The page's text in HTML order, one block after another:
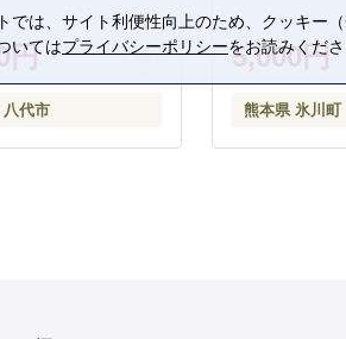
円
代市
5,000円
熊本県 氷川町
では、サイト利便性向上のため、クッキー
いてはプライバシーポリシーをお読みくださ